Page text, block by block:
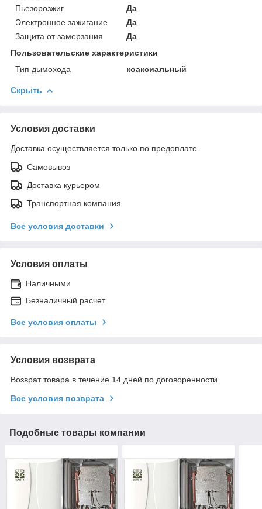
Пьезорозжиг
Да
Электронное зажигание
Да
Защита от замерзания
Да
Пользовательские характеристики
Тип дымохода
коаксиальный
Скрыть
Условия доставки
Доставка осуществляется только по предоплате.
Самовывоз
Доставка курьером
Транспортная компания
Все условия доставки
Условия оплаты
Наличными
Безналичный расчет
Все условия оплаты
Условия возврата
Возврат товара в течение 14 дней по договоренности
Все условия возврата
Подобные товары компании